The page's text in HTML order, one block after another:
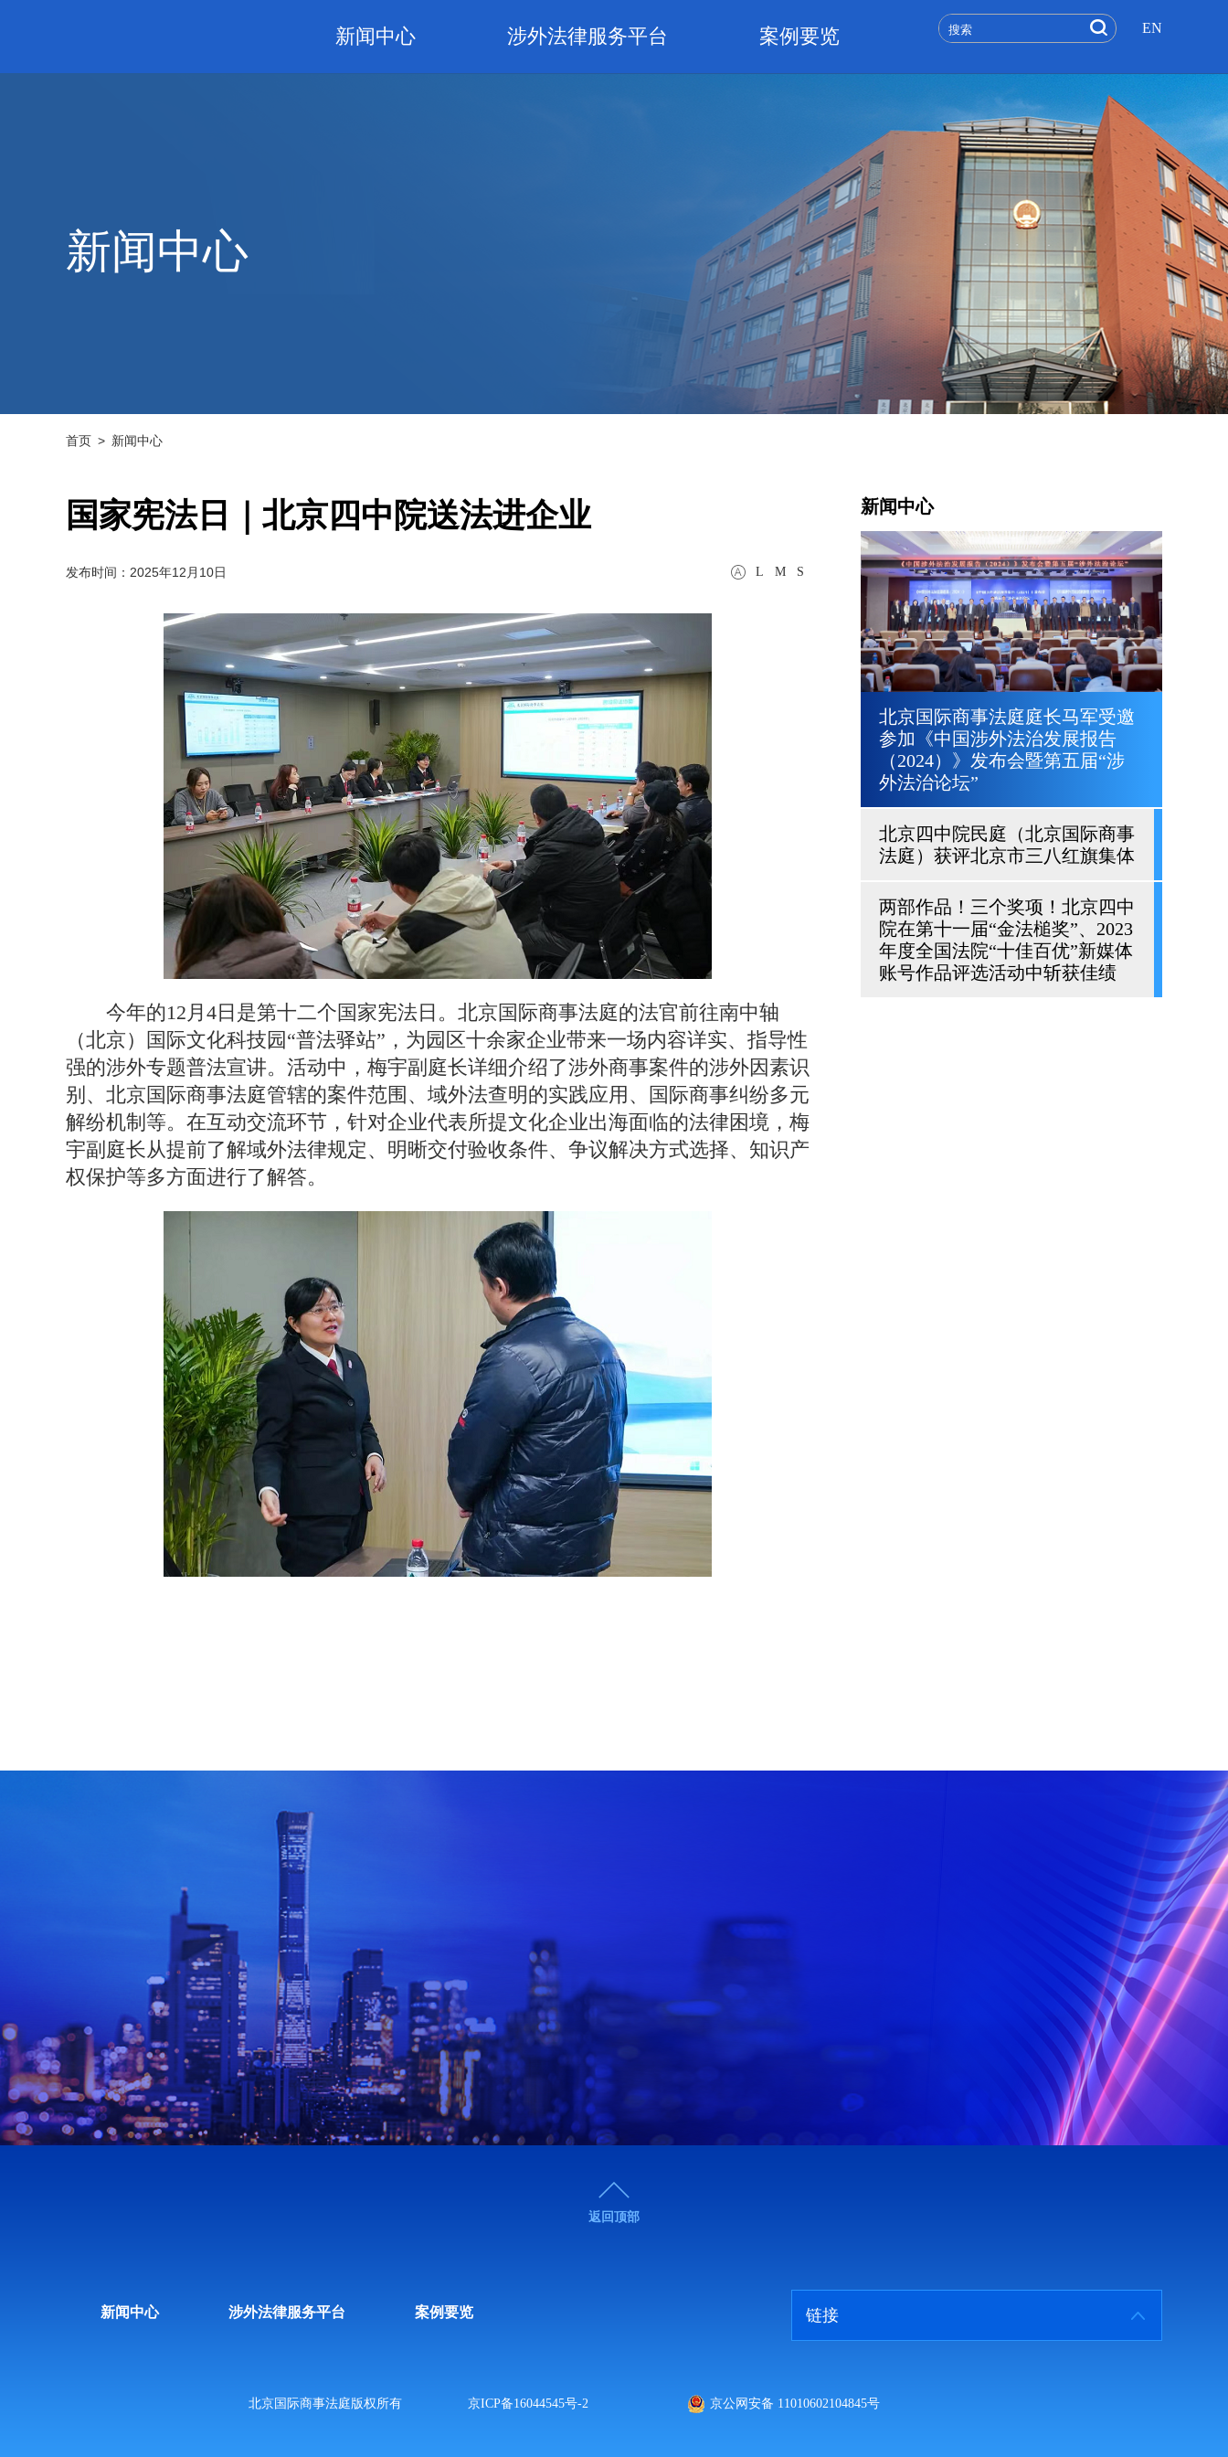
新闻中心 涉外法律服务平台 案例要览 EN
新闻中心
首页 > 新闻中心
国家宪法日｜北京四中院送法进企业
L M S
发布时间：2025年12月10日
今年的12月4日是第十二个国家宪法日。北京国际商事法庭的法官前往南中轴
（北京）国际文化科技园“普法驿站”，为园区十余家企业带来一场内容详实、指导性
强的涉外专题普法宣讲。活动中，梅宇副庭长详细介绍了涉外商事案件的涉外因素识
别、北京国际商事法庭管辖的案件范围、域外法查明的实践应用、国际商事纠纷多元
解纷机制等。在互动交流环节，针对企业代表所提文化企业出海面临的法律困境，梅
宇副庭长从提前了解域外法律规定、明晰交付验收条件、争议解决方式选择、知识产
权保护等多方面进行了解答。
新闻中心
北京国际商事法庭庭长马军受邀
参加《中国涉外法治发展报告
（2024）》发布会暨第五届“涉
外法治论坛”
北京四中院民庭（北京国际商事
法庭）获评北京市三八红旗集体
两部作品！三个奖项！北京四中
院在第十一届“金法槌奖”、2023
年度全国法院“十佳百优”新媒体
账号作品评选活动中斩获佳绩
返回顶部
新闻中心 涉外法律服务平台 案例要览 链接
北京国际商事法庭版权所有 京ICP备16044545号-2 京公网安备 11010602104845号